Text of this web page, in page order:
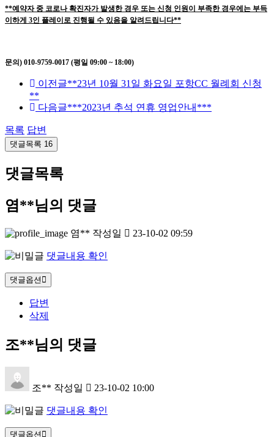
**예약자 중 코로나 확진자가 발생한 경우 또는 신청 인원이 부족한 경우에는 부득
이하게 3인 플레이로 진행될 수 있음을 알려드립니다**
문의) 010-9759-0017 (평일 09:00 ~ 18:00)
이전글**23년 10월 31일 화요일 포항CC 월례회 신청
**
다음글***2023년 추석 연휴 영업안내***
목록 답변
댓글목록 16
댓글목록
염**님의 댓글
염** 작성일 23-10-02 09:59
댓글내용 확인
댓글옵션
답변
삭제
조**님의 댓글
조** 작성일 23-10-02 10:00
댓글내용 확인
댓글옵션